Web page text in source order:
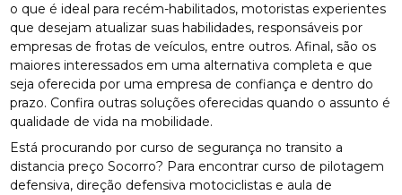
o que é ideal para recém-habilitados, motoristas experientes
que desejam atualizar suas habilidades, responsáveis por
empresas de frotas de veículos, entre outros. Afinal, são os
maiores interessados em uma alternativa completa e que
seja oferecida por uma empresa de confiança e dentro do
prazo. Confira outras soluções oferecidas quando o assunto é
qualidade de vida na mobilidade.
Está procurando por curso de segurança no transito a
distancia preço Socorro? Para encontrar curso de pilotagem
defensiva, direção defensiva motociclistas e aula de